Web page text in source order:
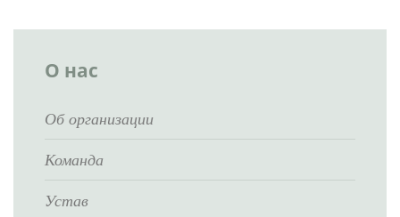
О нас
Об организации
Команда
Устав